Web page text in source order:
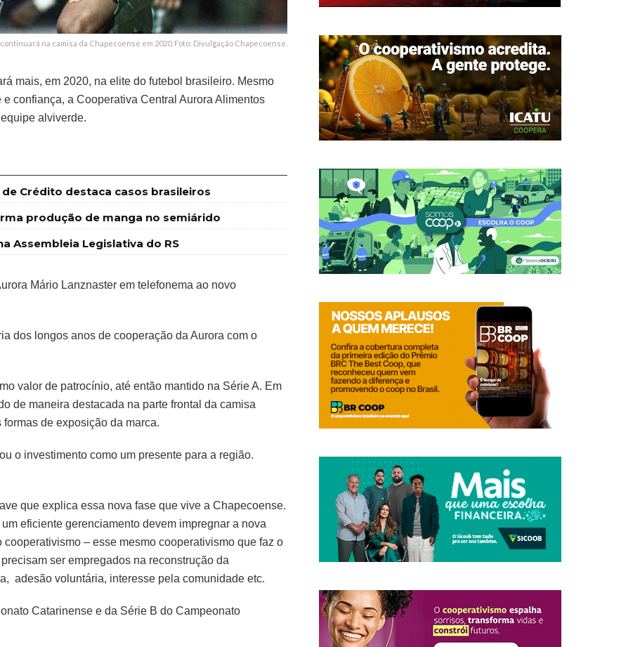
na camisa da Chapecoense em 2020. Foto: Divulgação Chapecoense.
mais, em 2020, na elite do futebol brasileiro. Mesmo
confiança, a Cooperativa Central Aurora Alimentos
alviverde.
Crédito destaca casos brasileiros
produção de manga no semiárido
Assembleia Legislativa do RS
Mário Lanznaster em telefonema ao novo
dos longos anos de cooperação da Aurora com o
valor de patrocínio, até então mantido na Série A. Em
de maneira destacada na parte frontal da camisa
de exposição da marca.
o investimento como um presente para a região.
que explica essa nova fase que vive a Chapecoense.
eficiente gerenciamento devem impregnar a nova
– esse mesmo cooperativismo que faz o
ser empregados na reconstrução da
adesão voluntária, interesse pela comunidade etc.
Catarinense e da Série B do Campeonato